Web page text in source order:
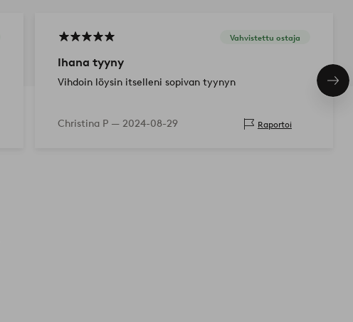
Vahvistettu ostaja
Ihana tyyny
Vihdoin löysin itselleni sopivan tyynyn
Christina P — 2024-08-29 Raportoi